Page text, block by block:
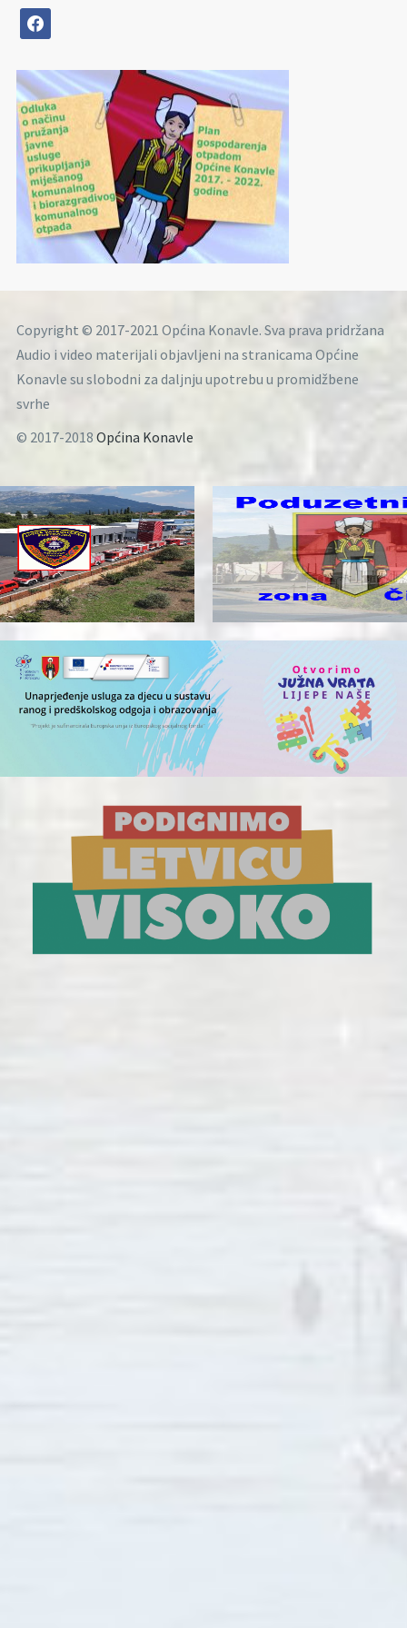
facebook
Copyright © 2017-2021 Općina Konavle. Sva prava pridržana
Audio i video materijali objavljeni na stranicama Općine
Konavle su slobodni za daljnju upotrebu u promidžbene
svrhe
© 2017-2018 Općina Konavle